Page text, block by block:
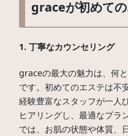
graceが初めて
1. 丁寧なカウンセリング
graceの最大の魅力は、何
です。初めてのエステは不
経験豊富なスタッフが一人
ヒアリングし、最適なプラ
では、お肌の状態や体質、